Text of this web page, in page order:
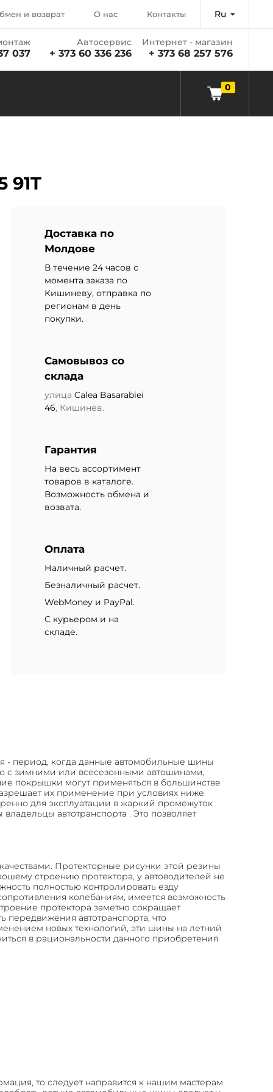
и возврат О нас Контакты Ru
037
Автосервис
+ 373 60 336 236
Интернет - магазин
+ 373 68 257 576
0
91T
Доставка по
Молдове
В течение 24 часов с
момента заказа по
Кишиневу, отправка по
регионам в день
покупки.
Самовывоз со
склада
улица Calea Basarabiei
46, Кишинёв.
Гарантия
На весь ассортимент
товаров в каталоге.
Возможность обмена и
возвата.
Оплата
Наличный расчет.
Безналичный расчет.
WebMoney и PayPal.
С курьером и на
складе.
- период, когда данные автомобильные шины
с зимними или всесезонными автошинами,
покрышки могут применяться в большинстве
их применение при условиях ниже
для эксплуатации в жаркий промежуток
автотранспорта . Это позволяет
Протекторные рисунки этой резины
строению протектора, у автоводителей не
полностью контролировать езду
колебаниям, имеется возможность
протектора заметно сокращает
автотранспорта, что
новых технологий, эти шины на летний
в рациональности данного приобретения
то следует направится к нашим мастерам.